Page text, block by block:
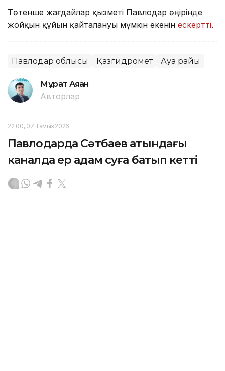
Төтенше жағдайлар қызметі Павлодар өңірінде
жойқын құйын қайталануы мүмкін екенін ескертті.
Павлодар облысы Қазгидромет Ауа райы
Мұрат Аяған
Авторлар
22:00, 07 Тамыз 2026
Павлодарда Сәтбаев атындағы
каналда ер адам суға батып кетті